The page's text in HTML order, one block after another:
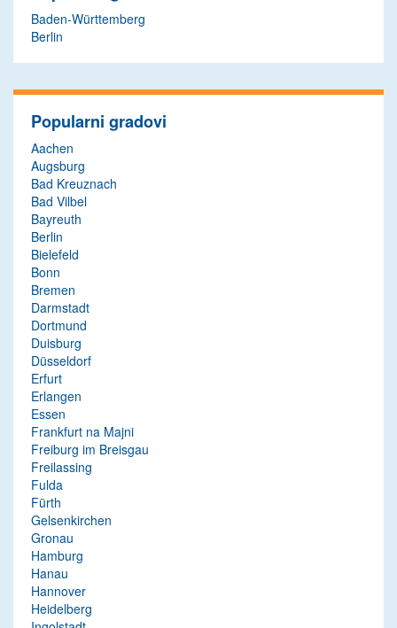
Baden-Württemberg
Berlin
Popularni gradovi
Aachen
Augsburg
Bad Kreuznach
Bad Vilbel
Bayreuth
Berlin
Bielefeld
Bonn
Bremen
Darmstadt
Dortmund
Duisburg
Düsseldorf
Erfurt
Erlangen
Essen
Frankfurt na Majni
Freiburg im Breisgau
Freilassing
Fulda
Fürth
Gelsenkirchen
Gronau
Hamburg
Hanau
Hannover
Heidelberg